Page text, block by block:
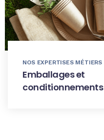
NOS EXPERTISES MÉTIERS
Emballages et
conditionnements